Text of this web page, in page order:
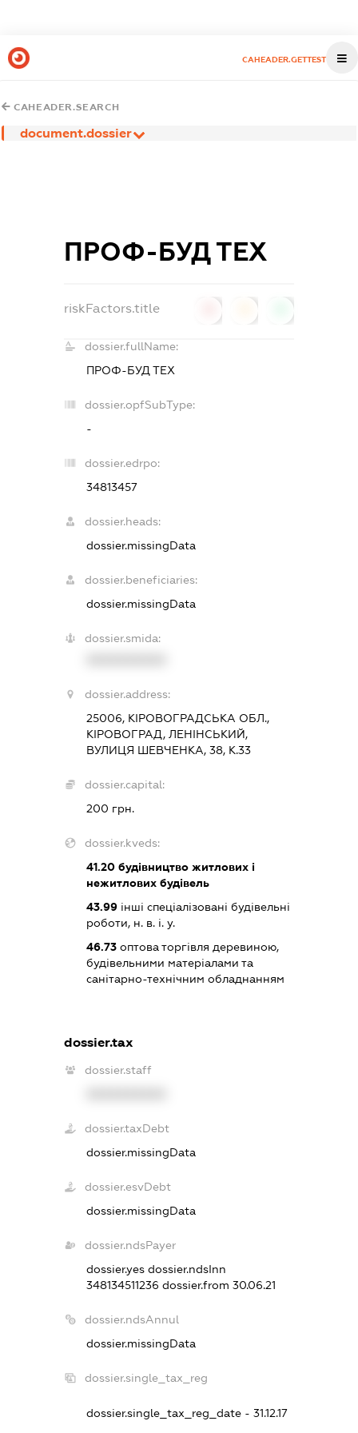
CAHEADER.GETTEST
CAHEADER.SEARCH
document.dossier
ПРОФ-БУД ТЕХ
riskFactors.title
dossier.fullName:
ПРОФ-БУД ТЕХ
dossier.opfSubType:
-
dossier.edrpo:
34813457
dossier.heads:
dossier.missingData
dossier.beneficiaries:
dossier.missingData
dossier.smida:
dossier.address:
25006, КІРОВОГРАДСЬКА ОБЛ.,
КІРОВОГРАД, ЛЕНІНСЬКИЙ,
ВУЛИЦЯ ШЕВЧЕНКА, 38, К.33
dossier.capital:
200 грн.
dossier.kveds:
41.20будівництво житлових і
нежитлових будівель
43.99інші спеціалізовані будівельні
роботи, н. в. і. у.
46.73оптова торгівля деревиною,
будівельними матеріалами та
санітарно-технічним обладнанням
dossier.tax
dossier.staff
dossier.taxDebt
dossier.missingData
dossier.esvDebt
dossier.missingData
dossier.ndsPayer
dossier.yes dossier.ndsInn
348134511236 dossier.from 30.06.21
dossier.ndsAnnul
dossier.missingData
dossier.single_tax_reg
dossier.single_tax_reg_date - 31.12.17